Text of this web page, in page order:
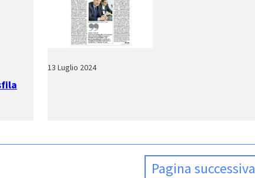
13 Luglio 2024
Pagina successiva